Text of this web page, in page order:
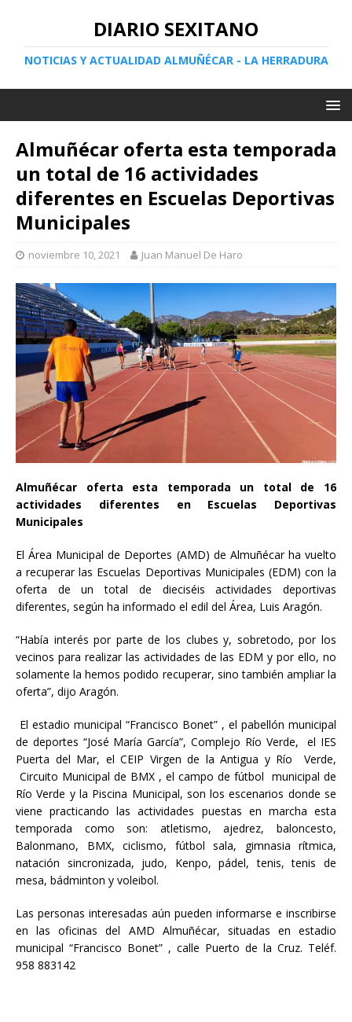
DIARIO SEXITANO
NOTICIAS Y ACTUALIDAD ALMUÑÉCAR - LA HERRADURA
Almuñécar oferta esta temporada
un total de 16 actividades
diferentes en Escuelas Deportivas
Municipales
noviembre 10, 2021 Juan Manuel De Haro
Almuñécar oferta esta temporada un total de 16
actividades diferentes en Escuelas Deportivas
Municipales
El Área Municipal de Deportes (AMD) de Almuñécar ha vuelto
a recuperar las Escuelas Deportivas Municipales (EDM) con la
oferta de un total de dieciséis actividades deportivas
diferentes, según ha informado el edil del Área, Luis Aragón.
“Había interés por parte de los clubes y, sobretodo, por los
vecinos para realizar las actividades de las EDM y por ello, no
solamente la hemos podido recuperar, sino también ampliar la
oferta”, dijo Aragón.
El estadio municipal “Francisco Bonet” , el pabellón municipal
de deportes “José María García”, Complejo Río Verde, el IES
Puerta del Mar, el CEIP Virgen de la Antigua y Río Verde,
Circuito Municipal de BMX , el campo de fútbol municipal de
Río Verde y la Piscina Municipal, son los escenarios donde se
viene practicando las actividades puestas en marcha esta
temporada como son: atletismo, ajedrez, baloncesto,
Balonmano, BMX, ciclismo, fútbol sala, gimnasia rítmica,
natación sincronizada, judo, Kenpo, pádel, tenis, tenis de
mesa, bádminton y voleibol.
Las personas interesadas aún pueden informarse e inscribirse
en las oficinas del AMD Almuñécar, situadas en estadio
municipal “Francisco Bonet” , calle Puerto de la Cruz. Teléf.
958 883142